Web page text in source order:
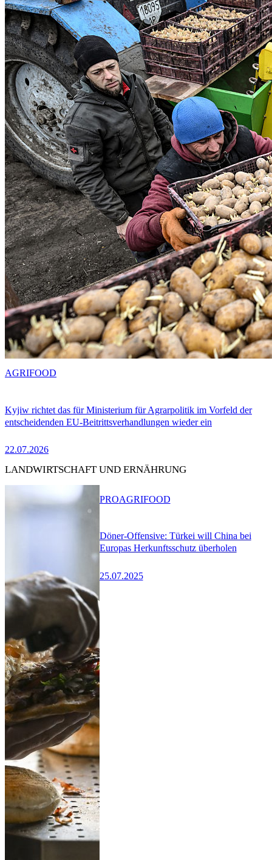
Kyjiw richtet das für Ministerium für Agrarpolitik im Vorfeld der
entscheidenden EU-Beitrittsverhandlungen wieder ein
22.07.2026
AGRIFOOD
LANDWIRTSCHAFT UND ERNÄHRUNG
Döner-Offensive: Türkei will China bei
Europas Herkunftsschutz überholen
25.07.2025
PROAGRIFOOD